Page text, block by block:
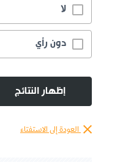
لا
دون رأي
إظهار النتائج
العودة إلى الاستفتاء